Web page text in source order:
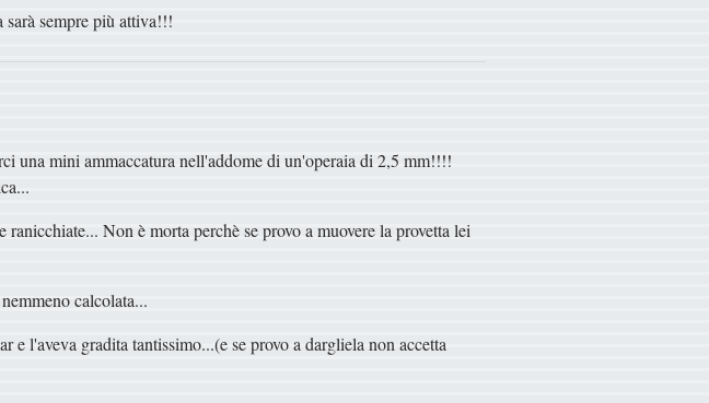
sempre più attiva!!!
una mini ammaccatura nell'addome di un'operaia di 2,5 mm!!!!
Non è morta perchè se provo a muovere la provetta lei
calcolata...
l'aveva gradita tantissimo...(e se provo a dargliela non accetta